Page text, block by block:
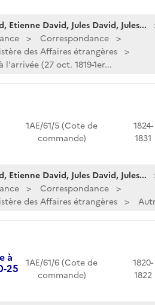
Etienne David, Jules David, Jules...
Correspondance
des Affaires étrangères
(27 oct. 1819-1er...
1AE/61/5 (Cote de
commande)
1824-
1831
Etienne David, Jules David, Jules...
Correspondance
des Affaires étrangères
à
25
1AE/61/6 (Cote de
commande)
1820-
1822